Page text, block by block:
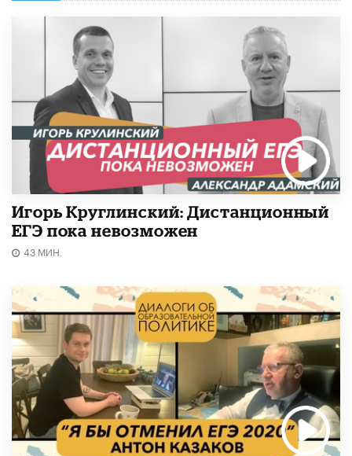
Игорь Круглинский: Дистанционный
ЕГЭ пока невозможен
43 МИН.